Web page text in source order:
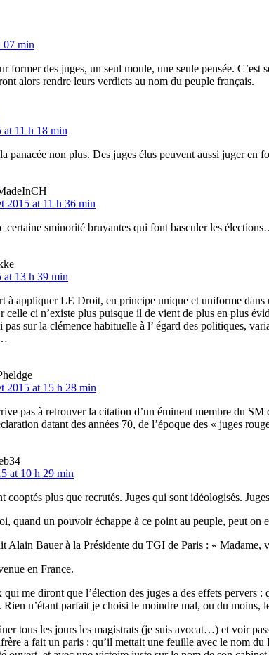
07 min
former des juges, un seul moule, une seule pensée.
alors rendre leurs verdicts au nom du peuple français.
11 h 18 min
la panacée non plus. Des juges élus peuvent aussi juger en
2015 at 11 h 36 min
certaine sminorité bruyantes qui font basculer les
at 13 h 39 min
à appliquer LE Droit, en principe unique et uniforme
celle ci n’existe plus puisque il de vient de plus en plus
pas sur la clémence habituelle à l’ égard des politiques,
2015 at 15 h 28 min
pas à retrouver la citation d’un éminent membre du
datant des années 70, de l’époque des « juges
at 10 h 29 min
cooptés plus que recrutés. Juges qui sont idéologisés.
quand un pouvoir échappe à ce point au peuple, peut on
Alain Bauer à la Présidente du TGI de Paris : «
en France.
qui me diront que l’élection des juges a des effets pervers
Rien n’étant parfait je choisi le moindre mal, ou du moins,
tous les jours les magistrats (je suis avocat…) et voir
a fait un paris : qu’il mettait une feuille avec le nom